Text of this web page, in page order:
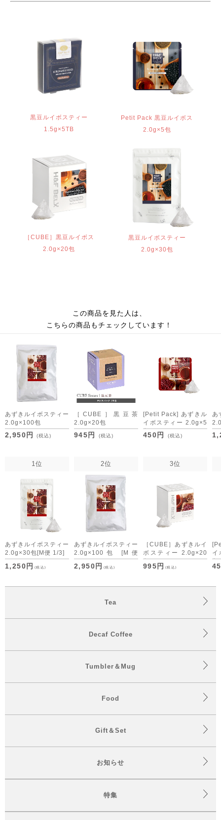
黒豆ルイボスティー
1.5g×5TB
Petit Pack 黒豆ルイボス
2.0g×5包
［CUBE］黒豆ルイボス
2.0g×20包
黒豆ルイボスティー
2.0g×30包
この商品を見た人は、
こちらの商品もチェックしています！
あずきルイボスティー
2.0g×100包
[M便 1/1]
2,950円 (税込)
［CUBE］黒豆茶
2.0g×20包
945円 (税込)
[Petit Pack] あずきル
イボスティー 2.0g×5
包
[M便 1/10]
450円 (税込)
あ
[M
1位
あずきルイボスティー
2.0g×30包 [M便 1/3]
1,250円 (税込)
2位
あずきルイボスティー
2.0g×100包
[M便
1/1]
2,950円 (税込)
3位
［CUBE］あずきルイ
ボスティー 2.0g×20
包
995円 (税込)
イ
包
Tea
Decaf Coffee
Tumbler＆Mug
Food
Gift＆Set
お知らせ
特集